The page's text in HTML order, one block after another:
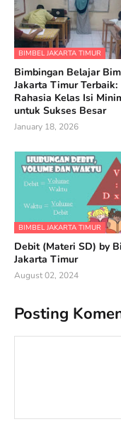
BIMBEL JAKARTA TIMUR
Bimbingan Belajar
Jakarta Timur Terbaik:
Rahasia Kelas Isi
untuk Sukses Besar
January 18, 2026
BIMBEL JAKARTA TIMUR
Debit (Materi SD) by
Jakarta Timur
August 02, 2024
Posting